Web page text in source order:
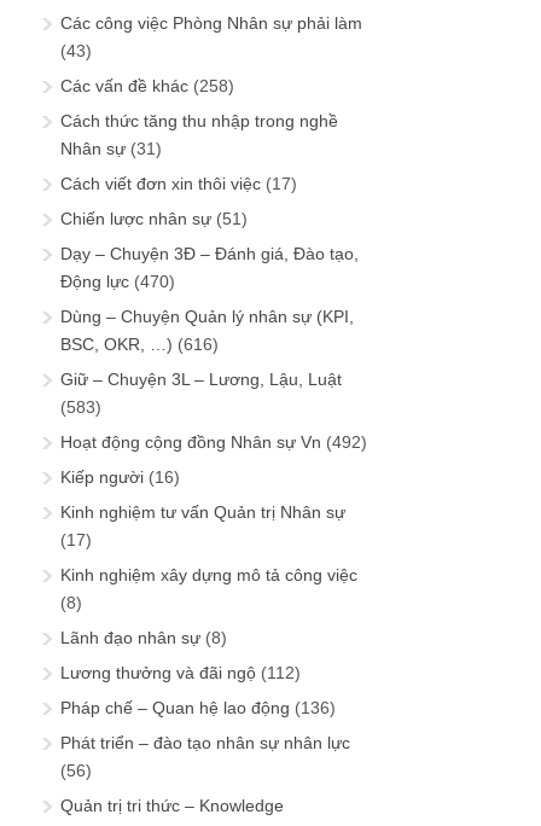
Các công việc Phòng Nhân sự phải làm
(43)
Các vấn đề khác (258)
Cách thức tăng thu nhập trong nghề
Nhân sự (31)
Cách viết đơn xin thôi việc (17)
Chiến lược nhân sự (51)
Dạy – Chuyện 3Đ – Đánh giá, Đào tạo,
Động lực (470)
Dùng – Chuyện Quản lý nhân sự (KPI,
BSC, OKR, …) (616)
Giữ – Chuyện 3L – Lương, Lậu, Luật
(583)
Hoạt động cộng đồng Nhân sự Vn (492)
Kiếp người (16)
Kinh nghiệm tư vấn Quản trị Nhân sự
(17)
Kinh nghiệm xây dựng mô tả công việc
(8)
Lãnh đạo nhân sự (8)
Lương thưởng và đãi ngộ (112)
Pháp chế – Quan hệ lao động (136)
Phát triển – đào tạo nhân sự nhân lực
(56)
Quản trị tri thức – Knowledge